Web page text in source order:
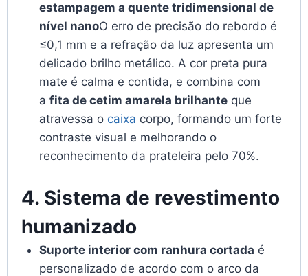
estampagem a quente tridimensional de
nível nanoO erro de precisão do rebordo é
≤0,1 mm e a refração da luz apresenta um
delicado brilho metálico. A cor preta pura
mate é calma e contida, e combina com
a fita de cetim amarela brilhanteque
atravessa o caixa corpo, formando um forte
contraste visual e melhorando o
reconhecimento da prateleira pelo 70%.
4. Sistema de revestimento
humanizado
Suporte interior com ranhura cortada é
personalizado de acordo com o arco da